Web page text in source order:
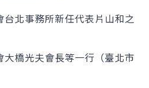
台北事務所新任代表片山和之
大橋光夫會長等一行（臺北市